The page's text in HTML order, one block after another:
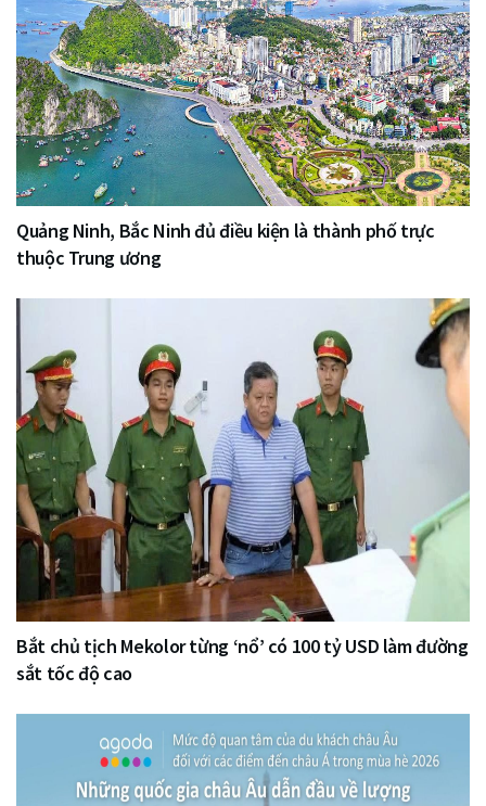
Quảng Ninh, Bắc Ninh đủ điều kiện là thành phố trực
thuộc Trung ương
Bắt chủ tịch Mekolor từng ‘nổ’ có 100 tỷ USD làm đường
sắt tốc độ cao